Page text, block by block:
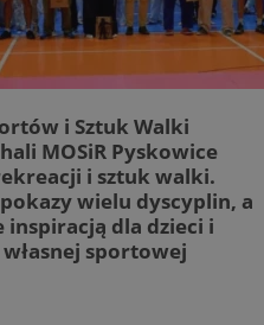
i Sztuk Walki
MOSiR Pyskowice
i sztuk walki.
wielu dyscyplin, a
inspiracją dla dzieci i
sportowej